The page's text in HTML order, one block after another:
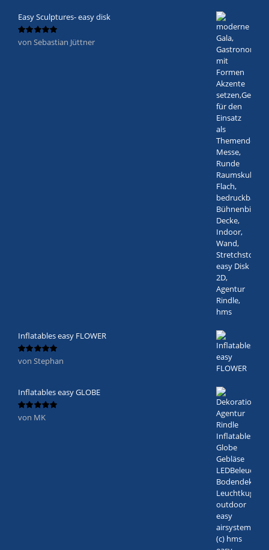
Easy Sculptures- easy disk
Bewertet
von Sebastian Jüttner
Inflatables easy FLOWER
Bewertet
von 5
von Stephan
Inflatables easy GLOBE
Bewertet
von MK